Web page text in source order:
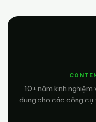
10+ năm kinh nghiệm
dung cho các công cụ